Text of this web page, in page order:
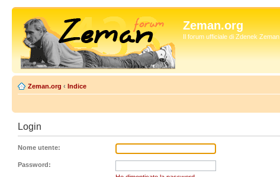
Zeman.org
Il forum ufficiale di Zdenek Zeman
Zeman.org ‹ Indice
Login
Nome utente:
Password: